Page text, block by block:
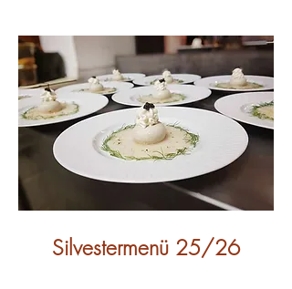
Silvestermenü 25/26